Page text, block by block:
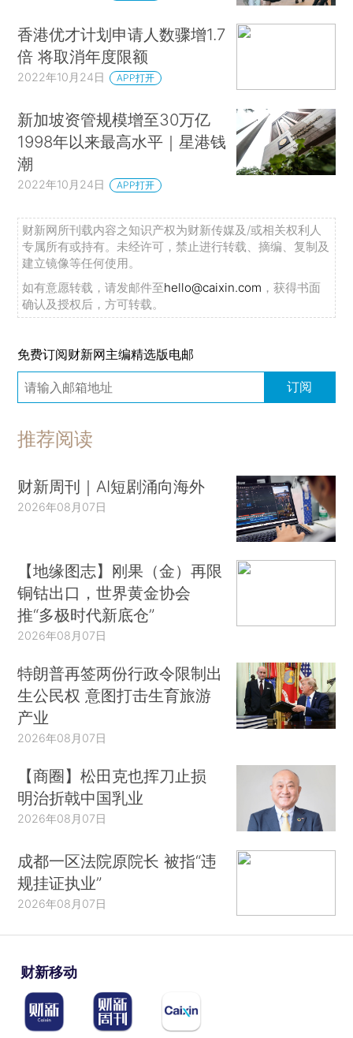
香港优才计划申请人数骤增1.7
倍 将取消年度限额
2022年10月24日 APP打开
新加坡资管规模增至30万亿
1998年以来最高水平｜星港钱
潮
2022年10月24日 APP打开
财新网所刊载内容之知识产权为财新传媒及/或相关权利人
专属所有或持有。未经许可，禁止进行转载、摘编、复制及
建立镜像等任何使用。
如有意愿转载，请发邮件至hello@caixin.com ，获得书面
确认及授权后，方可转载。
免费订阅财新网主编精选版电邮
订阅
推荐阅读
财新周刊｜AI短剧涌向海外
2026年08月07日
【地缘图志】刚果（金）再限
铜钴出口，世界黄金协会
推“多极时代新底仓”
2026年08月07日
特朗普再签两份行政令限制出
生公民权 意图打击生育旅游
产业
2026年08月07日
【商圈】松田克也挥刀止损
明治折戟中国乳业
2026年08月07日
成都一区法院原院长 被指“违
规挂证执业”
2026年08月07日
财新移动